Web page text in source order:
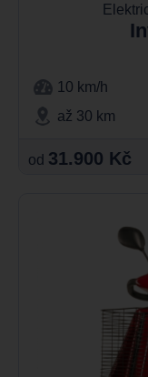
10 km/h
až 30 km
od 31.900 Kč